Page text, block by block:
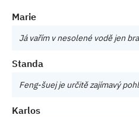
Marie
Já vařím v nesolené vodě jen
Standa
Feng-šuej je určitě zajímavý
Karlos